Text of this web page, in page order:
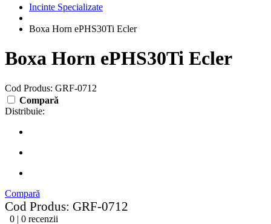
Incinte Specializate
Boxa Horn ePHS30Ti Ecler
Boxa Horn ePHS30Ti Ecler
Cod Produs: GRF-0712
Compară
Distribuie:
Compară
Cod Produs: GRF-0712
0 | 0 recenzii